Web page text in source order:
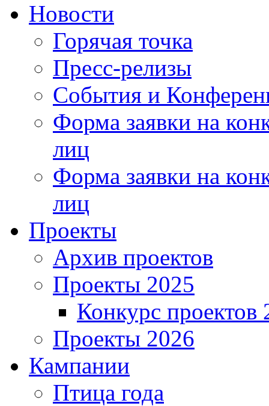
Новости
Горячая точка
Пресс-релизы
События и
Форма заявки на
лиц
Форма заявки на
лиц
Проекты
Архив проектов
Проекты 2025
Конкурс проектов
Проекты 2026
Кампании
Птица года